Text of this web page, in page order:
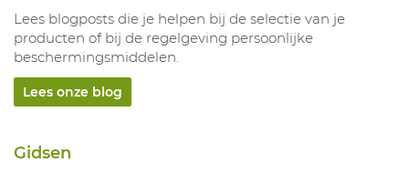
Lees blogposts die je helpen bij de selectie van je
producten of bij de regelgeving persoonlijke
beschermingsmiddelen.
Lees onze blog
Gidsen